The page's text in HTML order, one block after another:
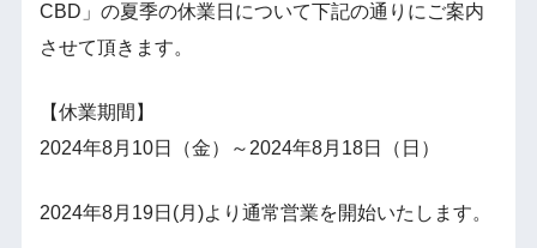
CBD」の夏季の休業日について下記の通りにご案内
させて頂きます。
【休業期間】
2024年8月10日（金）～2024年8月18日（日）
2024年8月19日(月)より通常営業を開始いたします。